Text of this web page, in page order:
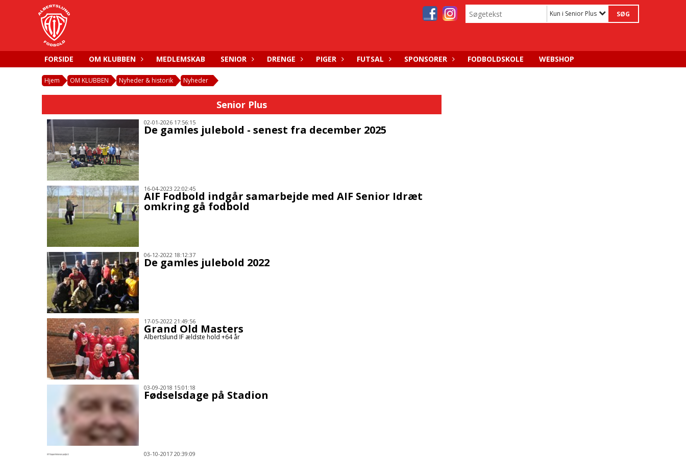
Kun i Senior Plus
FORSIDE OM KLUBBEN MEDLEMSKAB SENIOR DRENGE PIGER FUTSAL SPONSORER FODBOLDSKOLE WEBSHOP
Hjem OM KLUBBEN Nyheder & historik Nyheder
Senior Plus
02-01-2026 17:56:15
De gamles julebold - senest fra december 2025
16-04-2023 22:02:45
AIF Fodbold indgår samarbejde med AIF Senior Idræt
omkring gå fodbold
06-12-2022 18:12:37
De gamles julebold 2022
17-05-2022 21:49:56
Grand Old Masters
Albertslund IF ældste hold +64 år
03-09-2018 15:01:18
Fødselsdage på Stadion
03-10-2017 20:39:09